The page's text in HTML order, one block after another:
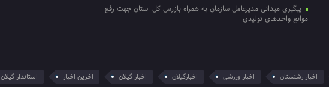
پیگیری میدانی مدیرعامل سازمان به همراه بازرس کل استان جهت رفع
موانع واحدهای تولیدی
اخبار رشتستان اخبار ورزشی اخبارگیلان اخبار گیلان اخرین اخبار استاندار گیلان